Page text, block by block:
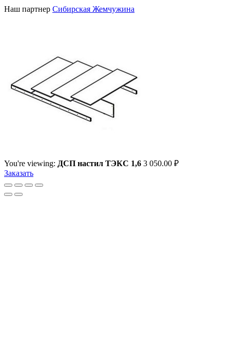
Наш партнер Сибирская Жемчужина
You're viewing: ДСП настил ТЭКС 1,6 3 050.00 ₽
Заказать